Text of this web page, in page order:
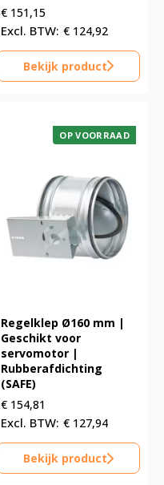
€ 151,15
€ 124,92
Bekijk product
OP VOORRAAD
Regelklep Ø160 mm |
Geschikt voor
servomotor |
Rubberafdichting
(SAFE)
€ 154,81
€ 127,94
Bekijk product